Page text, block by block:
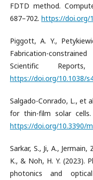
FDTD method.
687–702. https://doi.org/
Piggott, A. Y.,
Fabrication-
Scientific
https://doi.org/10.1038/
Salgado-Conrado, L., et
for thin-film solar
https://doi.org/10.3390/
Sarkar, S., Ji, A.,
K., & Noh, H. Y. (2023).
photonics and